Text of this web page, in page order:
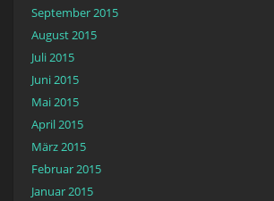
September 2015
August 2015
Juli 2015
Juni 2015
Mai 2015
April 2015
März 2015
Februar 2015
Januar 2015